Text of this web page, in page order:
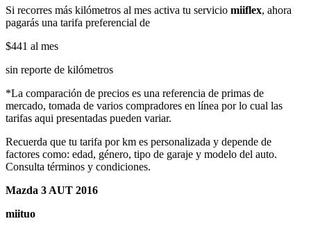
Si recorres más kilómetros al mes activa tu servicio miiflex, ahora
pagarás una tarifa preferencial de
$441 al mes
sin reporte de kilómetros
*La comparación de precios es una referencia de primas de
mercado, tomada de varios compradores en línea por lo cual las
tarifas aqui presentadas pueden variar.
Recuerda que tu tarifa por km es personalizada y depende de
factores como: edad, género, tipo de garaje y modelo del auto.
Consulta términos y condiciones.
Mazda 3 AUT 2016
miituo